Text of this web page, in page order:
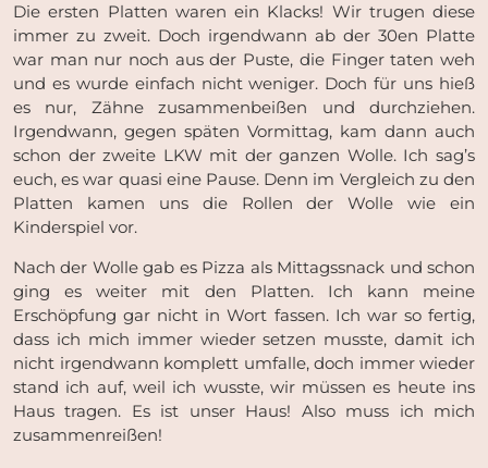
Die ersten Platten waren ein Klacks! Wir trugen diese
immer zu zweit. Doch irgendwann ab der 30en Platte
war man nur noch aus der Puste, die Finger taten weh
und es wurde einfach nicht weniger. Doch für uns hieß
es nur, Zähne zusammenbeißen und durchziehen.
Irgendwann, gegen späten Vormittag, kam dann auch
schon der zweite LKW mit der ganzen Wolle. Ich sag’s
euch, es war quasi eine Pause. Denn im Vergleich zu den
Platten kamen uns die Rollen der Wolle wie ein
Kinderspiel vor.
Nach der Wolle gab es Pizza als Mittagssnack und schon
ging es weiter mit den Platten. Ich kann meine
Erschöpfung gar nicht in Wort fassen. Ich war so fertig,
dass ich mich immer wieder setzen musste, damit ich
nicht irgendwann komplett umfalle, doch immer wieder
stand ich auf, weil ich wusste, wir müssen es heute ins
Haus tragen. Es ist unser Haus! Also muss ich mich
zusammenreißen!